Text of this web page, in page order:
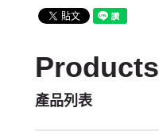
Products
產品列表